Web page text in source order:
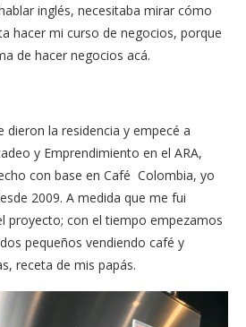
inglés, necesitaba mirar cómo
hacer mi curso de negocios, porque
de hacer negocios acá.
dieron la residencia y empecé a
y Emprendimiento en el ARA,
con base en Café Colombia, yo
2009. A medida que me fui
proyecto; con el tiempo empezamos
pequeños vendiendo café y
receta de mis papás.